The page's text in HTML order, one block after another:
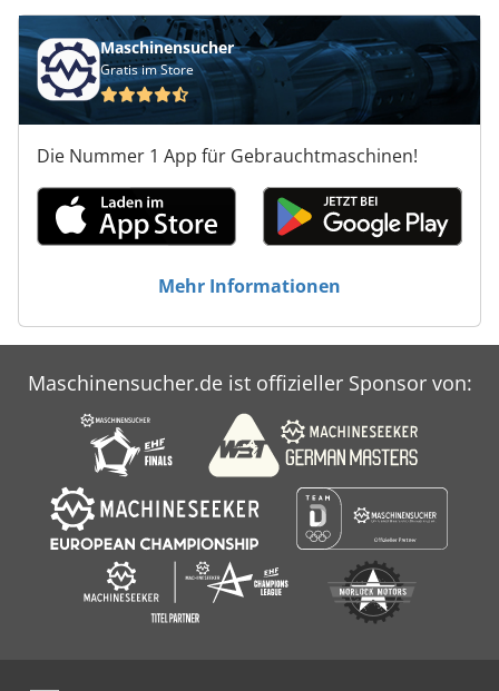
Maschinensucher
Gratis im Store
Die Nummer 1 App für Gebrauchtmaschinen!
Mehr Informationen
Maschinensucher.de ist offizieller Sponsor von: